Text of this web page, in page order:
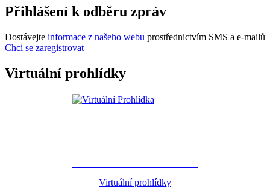
Přihlášení k odběru zpráv
Dostávejte informace z našeho webu prostřednictvím SMS a e-mailů
Chci se zaregistrovat
Virtuální prohlídky
Virtuální prohlídky